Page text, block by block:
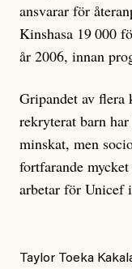
ansvarar för
Kinshasa 19 000
år 2006, innan
Gripandet av flera
rekryterat barn
minskat, men
fortfarande
arbetar för Unicef
Taylor Toeka